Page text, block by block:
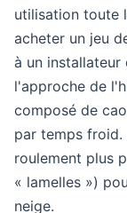
utilisation toute
acheter un jeu
à un installateur
l'approche de
composé de
par temps froid.
roulement plus
« lamelles »)
neige.